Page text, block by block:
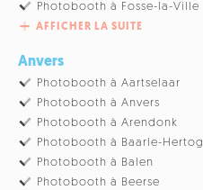
Photobooth à Fosse-la-Ville
AFFICHER LA SUITE
Anvers
Photobooth à Aartselaar
Photobooth à Anvers
Photobooth à Arendonk
Photobooth à Baarle-Hertog
Photobooth à Balen
Photobooth à Beerse